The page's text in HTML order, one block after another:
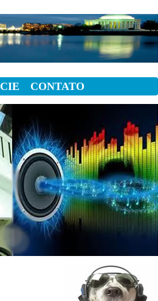
CONTATO